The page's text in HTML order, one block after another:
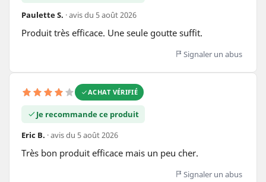
Paulette S. · avis du 5 août 2026
Produit très efficace. Une seule goutte suffit.
Signaler un abus
ACHAT VÉRIFIÉ
Je recommande ce produit
Eric B. · avis du 5 août 2026
Très bon produit efficace mais un peu cher.
Signaler un abus